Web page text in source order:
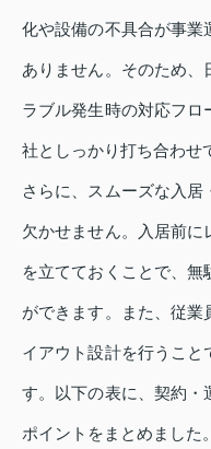
化や設備の不具合が事業
ありません。そのため、
ラブル発生時の対応フロ
社としっかり打ち合わせ
さらに、スムーズな入
欠かせません。入居前
を立てておくことで、無
ができます。また、従業
イアウト設計を行うこと
す。以下の表に、契約・
ポイントをまとめました。